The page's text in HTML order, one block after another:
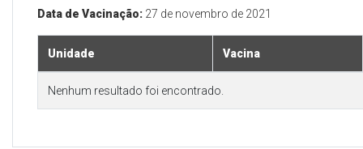
Data de Vacinação: 27 de novembro de 2021
Unidade Vacina
Nenhum resultado foi encontrado.